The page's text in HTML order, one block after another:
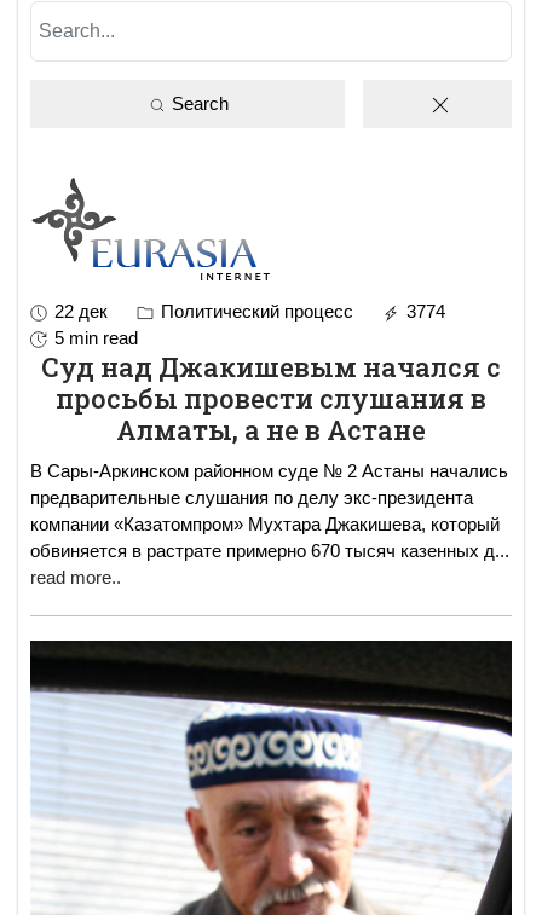
Search
22 дек Политический процесс
3774
5 min read
Суд над Джакишевым начался с
просьбы провести слушания в
Алматы, а не в Астане
В Сары-Аркинском районном суде № 2 Астаны начались
предварительные слушания по делу экс-президента
компании «Казатомпром» Мухтара Джакишева, который
обвиняется в растрате примерно 670 тысяч казенных д...
read more..